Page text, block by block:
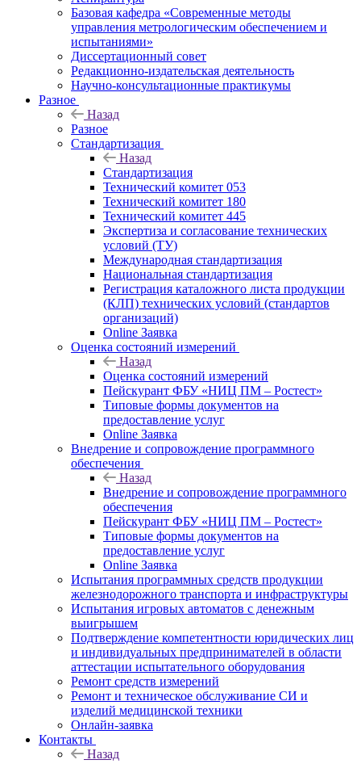
Базовая кафедра «Современные методы
управления метрологическим обеспечением и
испытаниями»
Диссертационный совет
Редакционно-издательская деятельность
Научно-консультационные практикумы
Разное
Назад
Разное
Стандартизация
Назад
Стандартизация
Технический комитет 053
Технический комитет 180
Технический комитет 445
Экспертиза и согласование технических
условий (ТУ)
Международная стандартизация
Национальная стандартизация
Регистрация каталожного листа продукции
(КЛП) технических условий (стандартов
организаций)
Online Заявка
Оценка состояний измерений
Назад
Оценка состояний измерений
Пейскурант ФБУ «НИЦ ПМ – Ростест»
Типовые формы документов на
предоставление услуг
Online Заявка
Внедрение и сопровождение программного
обеспечения
Назад
Внедрение и сопровождение программного
обеспечения
Пейскурант ФБУ «НИЦ ПМ – Ростест»
Типовые формы документов на
предоставление услуг
Online Заявка
Испытания программных средств продукции
железнодорожного транспорта и инфраструктуры
Испытания игровых автоматов с денежным
выигрышем
Подтверждение компетентности юридических лиц
и индивидуальных предпринимателей в области
аттестации испытательного оборудования
Ремонт средств измерений
Ремонт и техническое обслуживание СИ и
изделий медицинской техники
Онлайн-заявка
Контакты
Назад